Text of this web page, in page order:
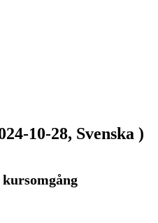
10-28, Svenska )